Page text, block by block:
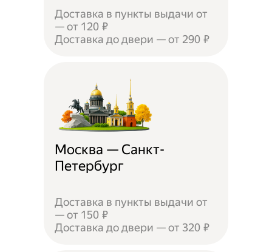
Доставка в пункты выдачи от
— от 120 ₽
Доставка до двери — от 290 ₽
Москва — Санкт-
Петербург
Доставка в пункты выдачи от
— от 150 ₽
Доставка до двери — от 320 ₽